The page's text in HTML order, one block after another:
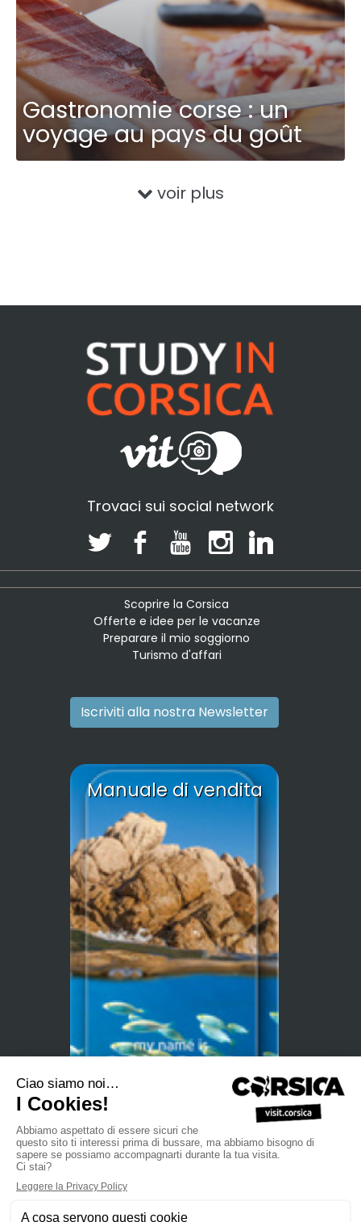
Gastronomie corse : un
voyage au pays du goût
voir plus
Trovaci sui social network
Scoprire la Corsica
Offerte e idee per le vacanze
Preparare il mio soggiorno
Turismo d'affari
Iscriviti alla nostra Newsletter
Manuale di vendita